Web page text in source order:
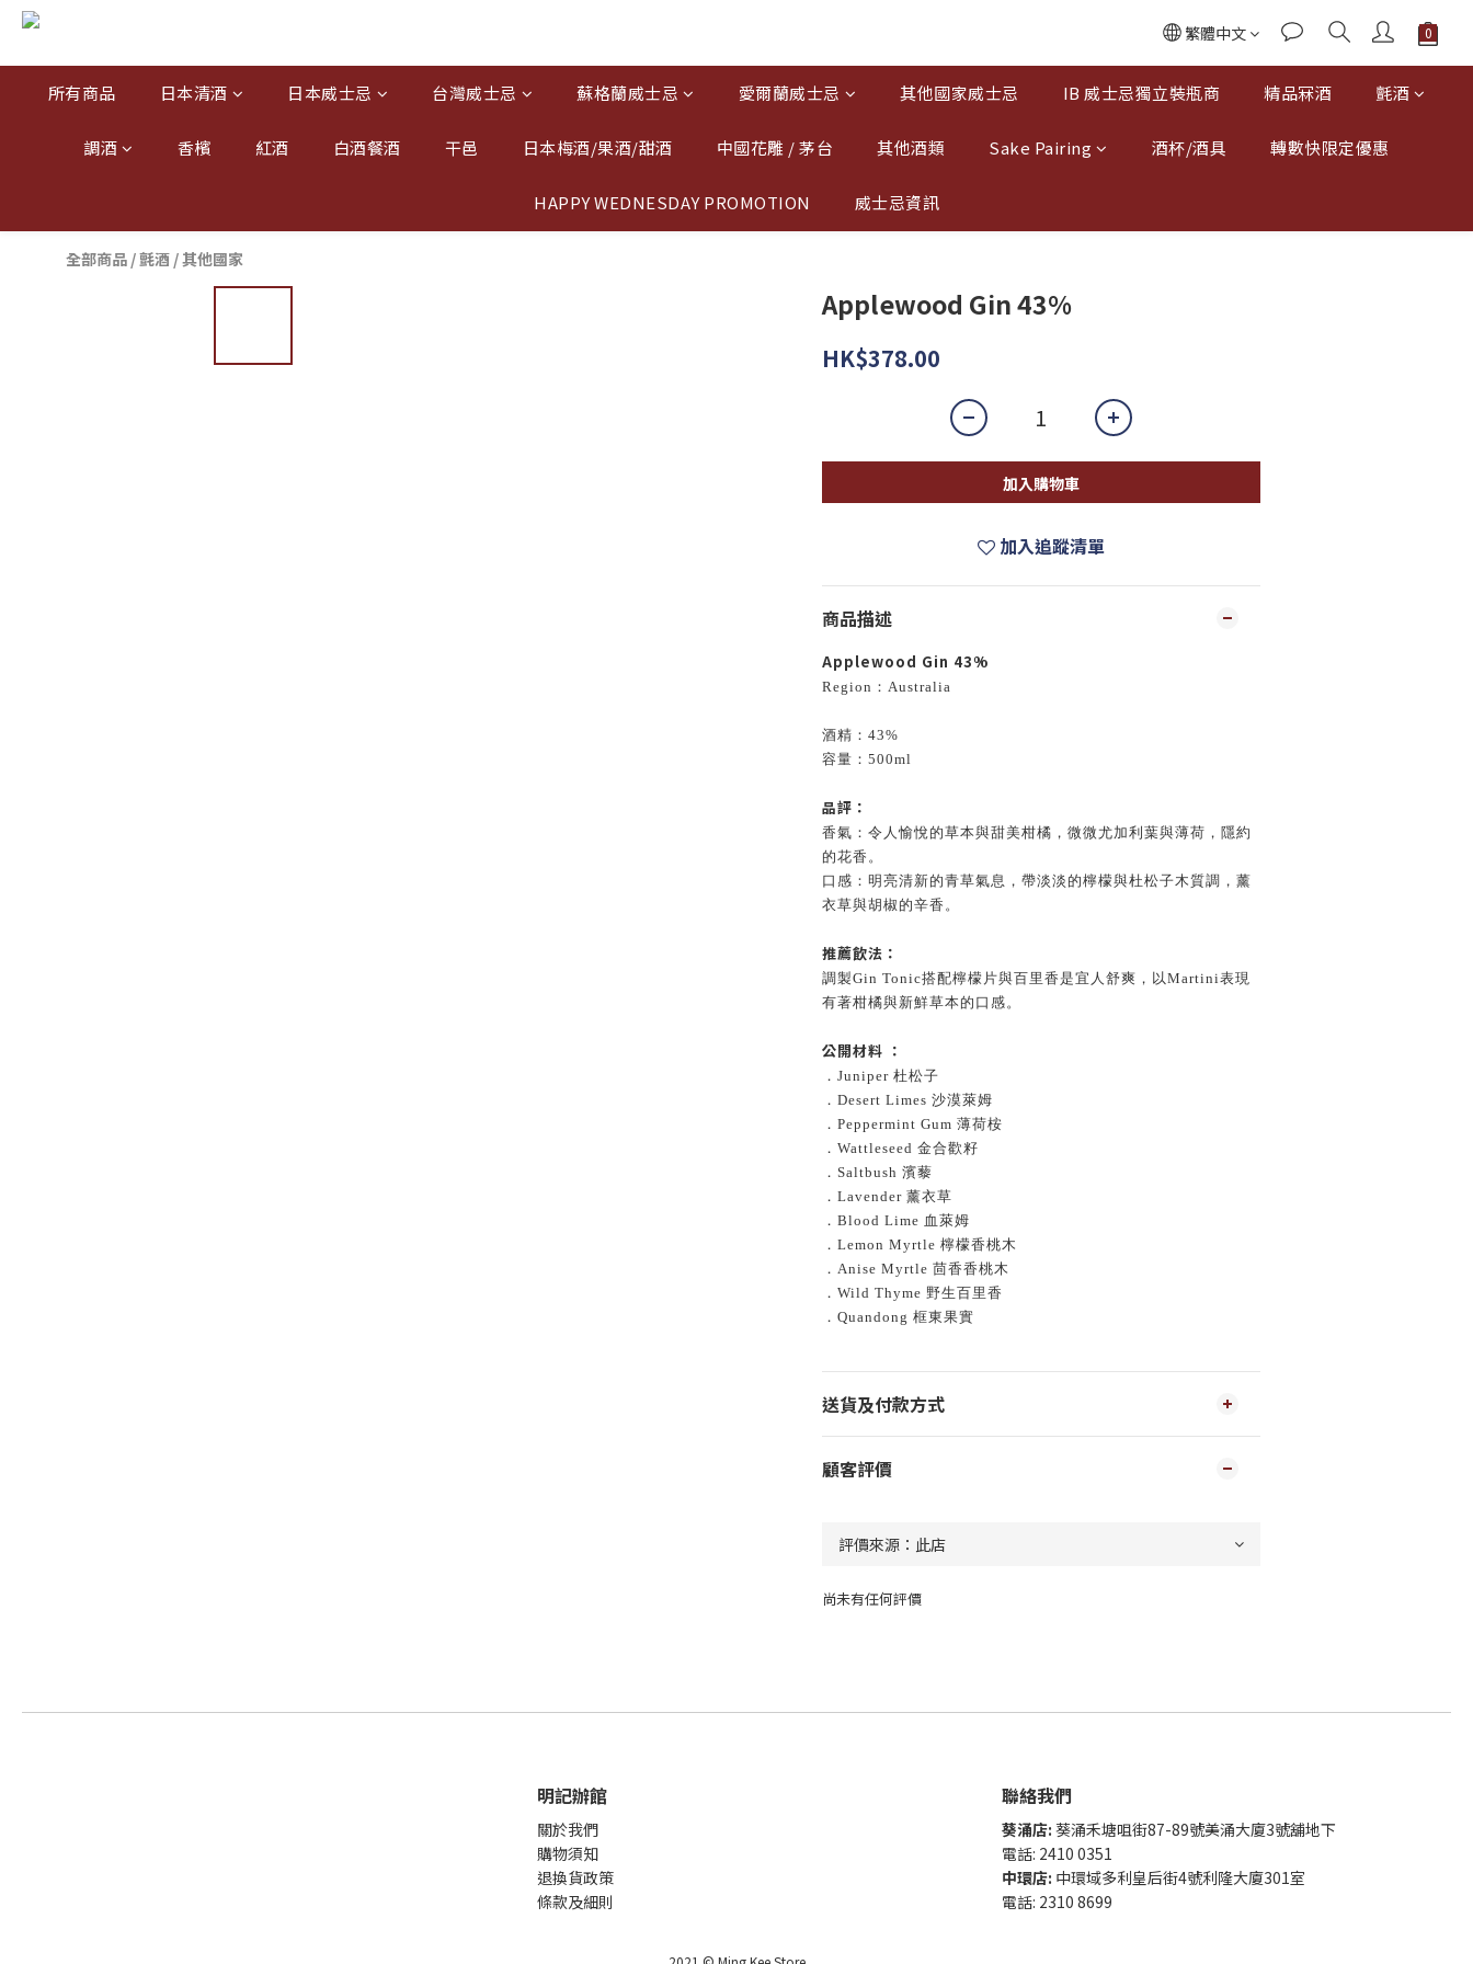
繁體中文
所有商品 日本清酒 日本威士忌 台灣威士忌 蘇格蘭威士忌 愛爾蘭威士忌 其他國家威士忌 IB 威士忌獨立裝瓶商 精品冧酒 氈酒
調酒 香檳 紅酒 白酒餐酒 干邑 日本梅酒/果酒/甜酒 中國花雕 / 茅台 其他酒類 Sake Pairing 酒杯/酒具 轉數快限定優惠
HAPPY WEDNESDAY PROMOTION 威士忌資訊
全部商品 /氈酒 /其他國家
Applewood Gin 43%
HK$378.00
加入購物車
加入追蹤清單
商品描述
Applewood Gin 43%
Region：Australia
酒精：43%
容量：500ml
品評：
香氣：令人愉悅的草本與甜美柑橘，微微尤加利葉與薄荷，隱約
的花香。
口感：明亮清新的青草氣息，帶淡淡的檸檬與杜松子木質調，薰
衣草與胡椒的辛香。
推薦飲法：
調製Gin Tonic搭配檸檬片與百里香是宜人舒爽，以Martini表現
有著柑橘與新鮮草本的口感。
公開材料 ：
．Juniper 杜松子
．Desert Limes 沙漠萊姆
．Peppermint Gum 薄荷桉
．Wattleseed 金合歡籽
．Saltbush 濱藜
．Lavender 薰衣草
．Blood Lime 血萊姆
．Lemon Myrtle 檸檬香桃木
．Anise Myrtle 茴香香桃木
．Wild Thyme 野生百里香
．Quandong 框東果實
送貨及付款方式
顧客評價
尚未有任何評價
明記辦館
關於我們
購物須知
退換貨政策
條款及細則
聯絡我們
葵涌店: 葵涌禾塘咀街87-89號美涌大廈3號舖地下
電話: 2410 0351
中環店: 中環域多利皇后街4號利隆大廈301室
電話: 2310 8699